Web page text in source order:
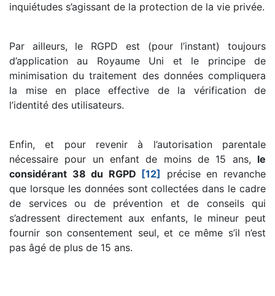
inquiétudes s’agissant de la protection de la vie privée.
Par ailleurs, le RGPD est (pour l’instant) toujours
d’application au Royaume Uni et le principe de
minimisation du traitement des données compliquera
la mise en place effective de la vérification de
l’identité des utilisateurs.
Enfin, et pour revenir à l’autorisation parentale
nécessaire pour un enfant de moins de 15 ans, le
considérant 38 du RGPD
[12]
précise en revanche
que lorsque les données sont collectées dans le cadre
de services ou de prévention et de conseils qui
s’adressent directement aux enfants, le mineur peut
fournir son consentement seul, et ce même s’il n’est
pas âgé de plus de 15 ans.